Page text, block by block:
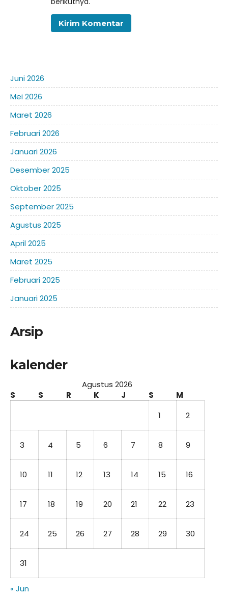
Juni 2026
Mei 2026
Maret 2026
Februari 2026
Januari 2026
Desember 2025
Oktober 2025
September 2025
Agustus 2025
April 2025
Maret 2025
Februari 2025
Januari 2025
Arsip
kalender
Agustus 2026
S
S R K J S
M
1
2
3 4 5 6 7 8 9
10 11 12 13 14 15 16
17 18 19 20 21 22 23
24 25 26 27 28 29 30
31
« Jun